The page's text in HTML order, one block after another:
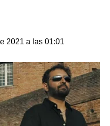
2021 a las 01:01